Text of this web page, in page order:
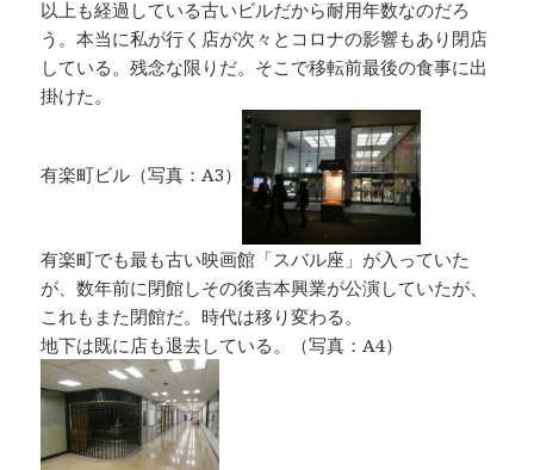
以上も経過している古いビルだから耐用年数なのだろ
う。本当に私が行く店が次々とコロナの影響もあり閉店
している。残念な限りだ。そこで移転前最後の食事に出
掛けた。
有楽町ビル（写真：A3）
有楽町でも最も古い映画館「スバル座」が入っていた
が、数年前に閉館しその後吉本興業が公演していたが、
これもまた閉館だ。時代は移り変わる。
地下は既に店も退去している。（写真：A4）